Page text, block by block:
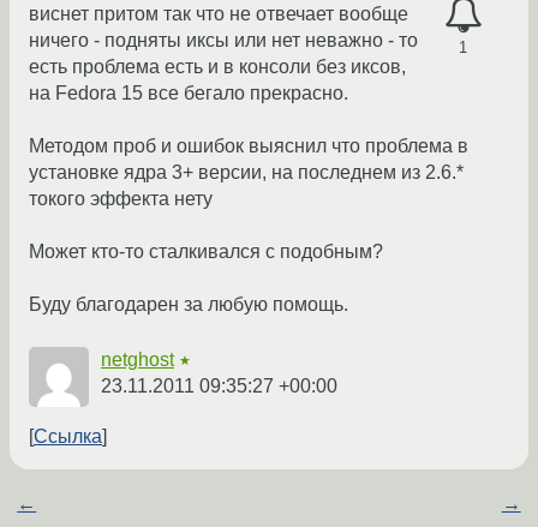
1
виснет притом так что не отвечает вообще
ничего - подняты иксы или нет неважно - то
есть проблема есть и в консоли без иксов,
на Fedora 15 все бегало прекрасно.
Методом проб и ошибок выяснил что проблема в
установке ядра 3+ версии, на последнем из 2.6.*
токого эффекта нету
Может кто-то сталкивался с подобным?
Буду благодарен за любую помощь.
netghost ★
23.11.2011 09:35:27 +00:00
Ссылка
← →